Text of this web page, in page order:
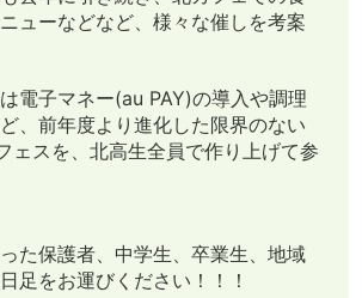
ューなどなど、様々な催しを考案
電子マネー(au PAY)の導入や調理
、前年度より進化した限界のない
ェスを、北高生全員で作り上げて参
た保護者、中学生、卒業生、地域
足をお運びください！！！